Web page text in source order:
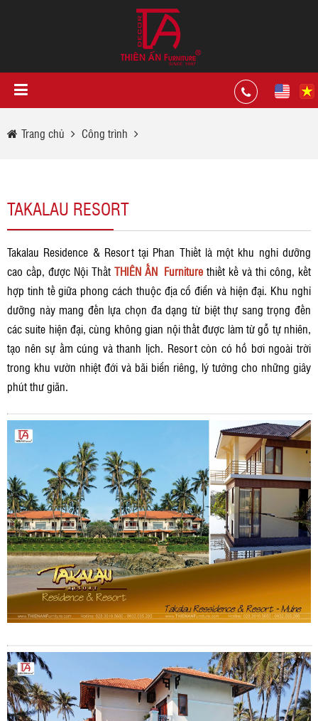
Trang chủ Công trình
TAKALAU RESORT
Takalau Residence & Resort tại Phan Thiết là một khu nghỉ dưỡng
cao cấp, được Nội Thất THIÊN ẤN Furniture thiết kế và thi công, kết
hợp tinh tế giữa phong cách thuộc địa cổ điển và hiện đại. Khu nghỉ
dưỡng này mang đến lựa chọn đa dạng từ biệt thự sang trọng đến
các suite hiện đại, cùng không gian nội thất được làm từ gỗ tự nhiên,
tạo nên sự ấm cúng và thanh lịch. Resort còn có hồ bơi ngoài trời
trong khu vườn nhiệt đới và bãi biển riêng, lý tưởng cho những giây
phút thư giãn.